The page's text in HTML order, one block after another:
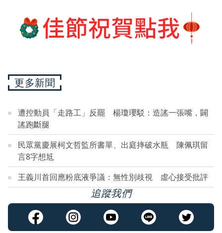
更多新聞
遭控動員「走路工」反罷 楊瓊瓔駁：造謠一張嘴，闢
謠跑斷腿
民眾黨慶展柯文哲監所書單、出庭摔破水瓶 陳佩琪留
言8字想尪
王義川首回應粉底液爭議：無性別歧視 虛心接受批評
追蹤我們